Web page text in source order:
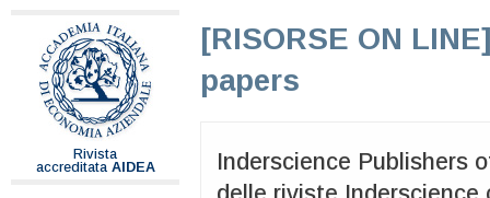
Rivista
accreditata AIDEA
[RISORSE ON
papers
Inderscience Publishers